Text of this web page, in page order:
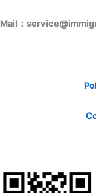
Mail：